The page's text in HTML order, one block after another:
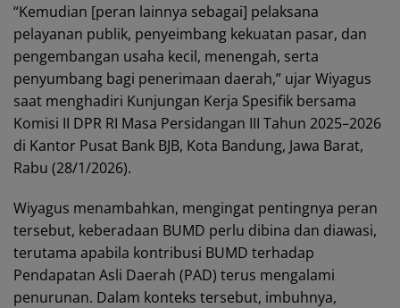
“Kemudian [peran lainnya sebagai] pelaksana
pelayanan publik, penyeimbang kekuatan pasar, dan
pengembangan usaha kecil, menengah, serta
penyumbang bagi penerimaan daerah,” ujar Wiyagus
saat menghadiri Kunjungan Kerja Spesifik bersama
Komisi II DPR RI Masa Persidangan III Tahun 2025–2026
di Kantor Pusat Bank BJB, Kota Bandung, Jawa Barat,
Rabu (28/1/2026).
Wiyagus menambahkan, mengingat pentingnya peran
tersebut, keberadaan BUMD perlu dibina dan diawasi,
terutama apabila kontribusi BUMD terhadap
Pendapatan Asli Daerah (PAD) terus mengalami
penurunan. Dalam konteks tersebut, imbuhnya,